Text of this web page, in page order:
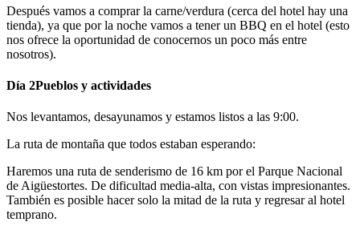
Después vamos a comprar la carne/verdura (cerca del hotel hay una
tienda), ya que por la noche vamos a tener un BBQ en el hotel (esto
nos ofrece la oportunidad de conocernos un poco más entre
nosotros).
Día 2Pueblos y actividades
Nos levantamos, desayunamos y estamos listos a las 9:00.
La ruta de montaña que todos estaban esperando:
Haremos una ruta de senderismo de 16 km por el Parque Nacional
de Aigüestortes. De dificultad media-alta, con vistas impresionantes.
También es posible hacer solo la mitad de la ruta y regresar al hotel
temprano.